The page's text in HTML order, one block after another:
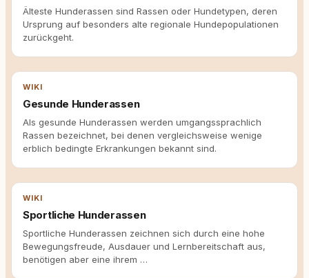
Älteste Hunderassen sind Rassen oder Hundetypen, deren
Ursprung auf besonders alte regionale Hundepopulationen
zurückgeht.
WIKI
Gesunde Hunderassen
Als gesunde Hunderassen werden umgangssprachlich
Rassen bezeichnet, bei denen vergleichsweise wenige
erblich bedingte Erkrankungen bekannt sind.
WIKI
Sportliche Hunderassen
Sportliche Hunderassen zeichnen sich durch eine hohe
Bewegungsfreude, Ausdauer und Lernbereitschaft aus,
benötigen aber eine ihrem …